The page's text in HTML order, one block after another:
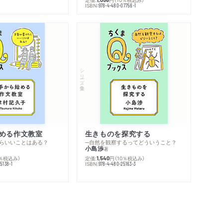
ISBN:978-4-480-07756-1
る作文教室
いいことはある？
税込み）
1
シリーズ・全集
生きものを探究する
─自然を観察するってどういうこと？
小島渉著
定価:1,540円 （10％税込み）
ISBN:978-4-480-25163-3